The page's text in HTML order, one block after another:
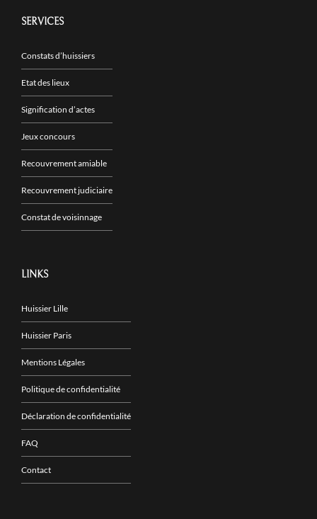
SERVICES
Constats d’huissiers
Etat des lieux
Signification d’actes
Jeux concours
Recouvrement amiable
Recouvrement judiciaire
Constat de voisinnage
LINKS
Huissier Lille
Huissier Paris
Mentions Légales
Politique de confidentialité
Déclaration de confidentialité
FAQ
Contact